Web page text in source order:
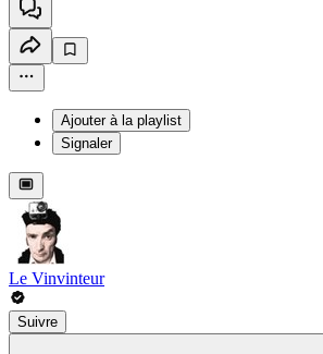
Ajouter à la playlist
Signaler
Le Vinvinteur
Suivre